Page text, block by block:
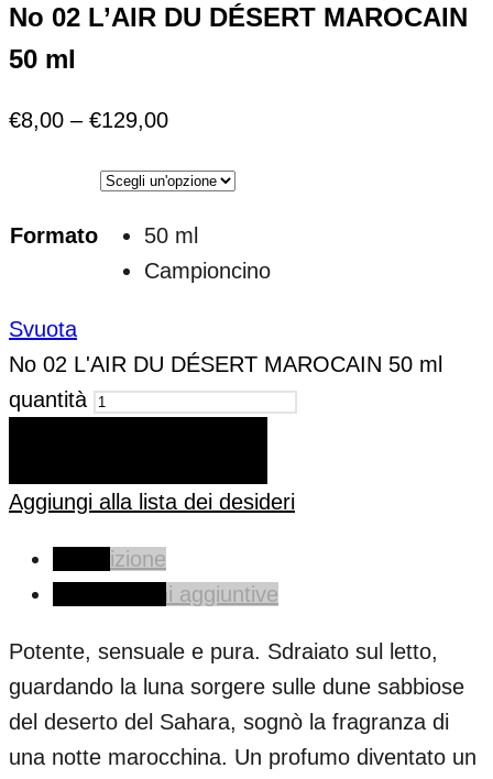
No 02 L’AIR DU DÉSERT MAROCAIN
50 ml
€8,00 – €129,00
Formato
50 ml
Campioncino
Svuota
No 02 L'AIR DU DÉSERT MAROCAIN 50 ml
quantità
Aggiungi alla lista dei desideri
Descrizione
Informazioni aggiuntive
Potente, sensuale e pura. Sdraiato sul letto,
guardando la luna sorgere sulle dune sabbiose
del deserto del Sahara, sognò la fragranza di
una notte marocchina. Un profumo diventato un